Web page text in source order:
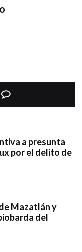
a presunta
por el delito de
Mazatlán y
del